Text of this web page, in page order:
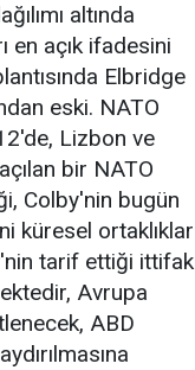
altında
en açık ifadesini
Elbridge
eski. NATO
Lizbon ve
bir NATO
Colby'nin bugün
küresel ortaklıklar
tarif ettiği ittifak
Avrupa
ABD